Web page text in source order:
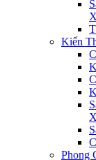
Kiến
Phong